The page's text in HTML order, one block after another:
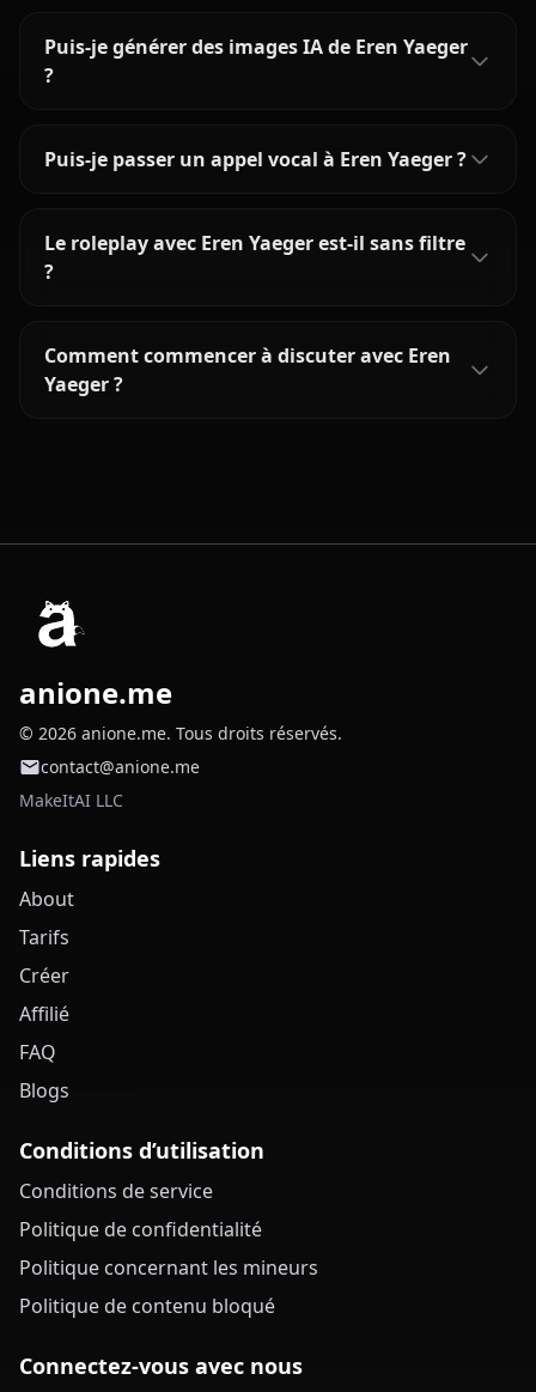
Puis-je générer des images IA de Eren Yaeger
?
Puis-je passer un appel vocal à Eren Yaeger ?
Le roleplay avec Eren Yaeger est-il sans filtre
?
Comment commencer à discuter avec Eren
Yaeger ?
anione.me
© 2026 anione.me. Tous droits réservés.
contact@anione.me
MakeItAI LLC
Liens rapides
About
Tarifs
Créer
Affilié
FAQ
Blogs
Conditions d’utilisation
Conditions de service
Politique de confidentialité
Politique concernant les mineurs
Politique de contenu bloqué
Connectez-vous avec nous